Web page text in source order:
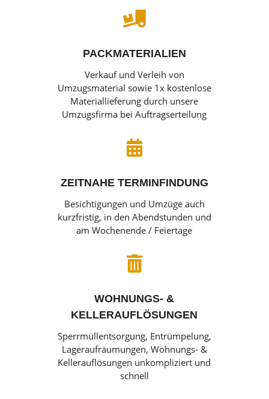

PACKMATERIALIEN
Verkauf und Verleih von
Umzugsmaterial sowie 1x kostenlose
Materiallieferung durch unsere
Umzugsfirma bei Auftragserteilung

ZEITNAHE TERMINFINDUNG
Besichtigungen und Umzüge auch
kurzfristig, in den Abendstunden und
am Wochenende / Feiertage

WOHNUNGS- &
KELLERAUFLÖSUNGEN
Sperrmüllentsorgung, Entrümpelung,
Lageraufräumungen, Wohnungs- &
Kellerauflösungen unkompliziert und
schnell